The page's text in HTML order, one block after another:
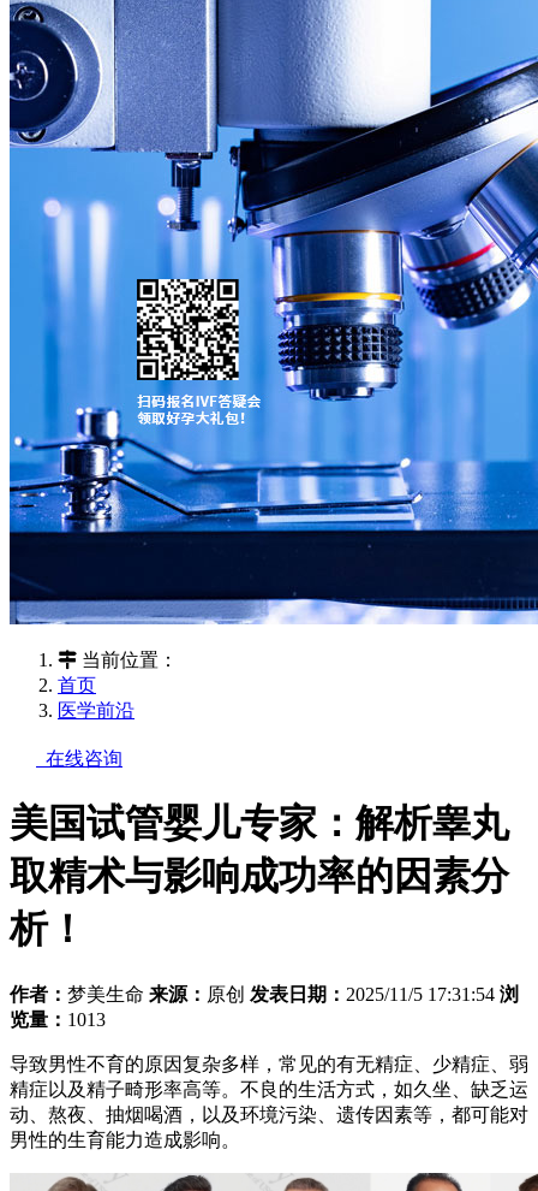
当前位置：
首页
医学前沿
在线咨询
美国试管婴儿专家：解析睾丸
取精术与影响成功率的因素分
析！
作者： 梦美生命 来源： 原创 发表日期： 2025/11/5 17:31:54 浏
览量： 1013
导致男性不育的原因复杂多样，常见的有无精症、少精症、弱
精症以及精子畸形率高等。不良的生活方式，如久坐、缺乏运
动、熬夜、抽烟喝酒，以及环境污染、遗传因素等，都可能对
男性的生育能力造成影响。